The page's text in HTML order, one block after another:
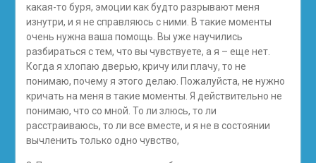
какая-то буря, эмоции как будто разрывают меня
изнутри, и я не справляюсь с ними. В такие моменты
очень нужна ваша помощь. Вы уже научились
разбираться с тем, что вы чувствуете, а я – еще нет.
Когда я хлопаю дверью, кричу или плачу, то не
понимаю, почему я этого делаю. Пожалуйста, не нужно
кричать на меня в такие моменты. Я действительно не
понимаю, что со мной. То ли злюсь, то ли
расстраиваюсь, то ли все вместе, и я не в состоянии
вычленить только одно чувство,